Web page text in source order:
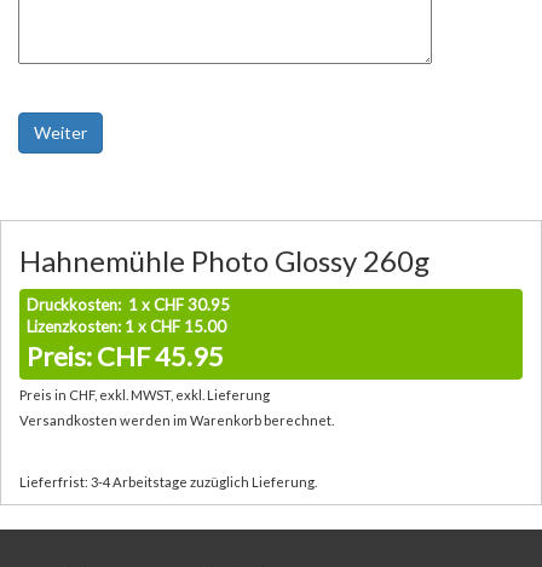
Weiter
Hahnemühle Photo Glossy 260g
Druckkosten: 1 x CHF 30.95
Lizenzkosten: 1 x CHF 15.00
Preis: CHF 45.95
Preis in CHF, exkl. MWST, exkl. Lieferung
Versandkosten werden im Warenkorb berechnet.
Lieferfrist: 3-4 Arbeitstage zuzüglich Lieferung.